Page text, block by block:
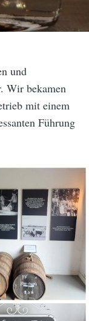
und
Wir bekamen
mit einem
Führung